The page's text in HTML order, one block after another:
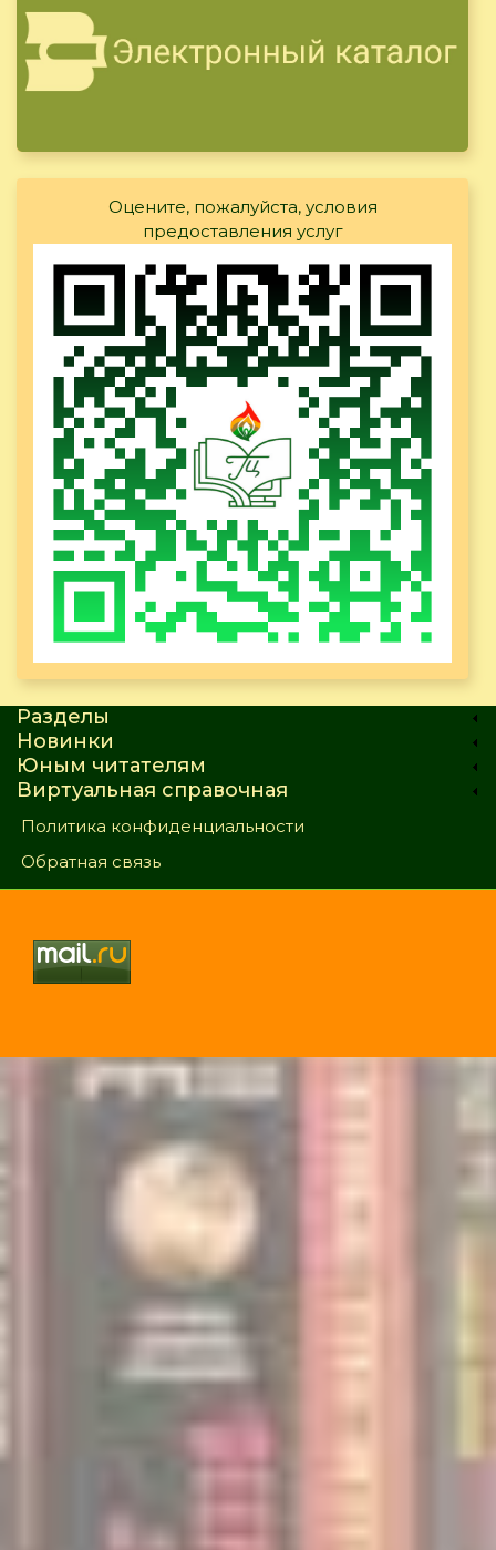
Оцените, пожалуйста, условия
предоставления услуг
Разделы
Новинки
Юным читателям
Виртуальная справочная
Политика конфиденциальности
Обратная связь